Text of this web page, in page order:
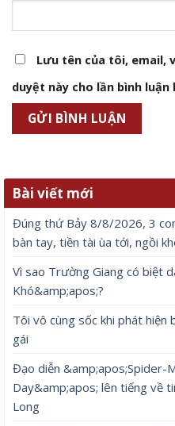
Lưu tên của tôi, email,
duyệt này cho lần bình
Bài viết mới
Đúng thứ Bảy 8/8/2026, 3
bàn tay, tiền tài ùa tới, ngồi
Vì sao Trường Giang có biệt
Khó&amp;apos;?
Tôi vô cùng sốc khi phát hiện
gái
Đạo diễn &amp;apos;Spider-
Day&amp;apos; lên tiếng về
Long